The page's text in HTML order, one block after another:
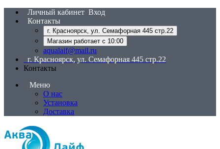
Личный кабинет Вход
Контакты
г. Красноярск, ул. Семафорная 445 стр.22
Магазин работает с 10:00
aqualaif@mail.ru
г. Красноярск, ул. Семафорная 445 стр.22
Контакты
Меню
О нас
Установка
Доставка